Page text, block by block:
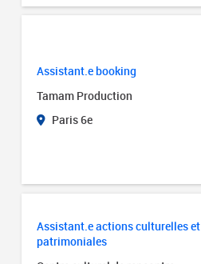
Assistant.e booking
Tamam Production
Paris 6e
Assistant.e actions culturelles et
patrimoniales